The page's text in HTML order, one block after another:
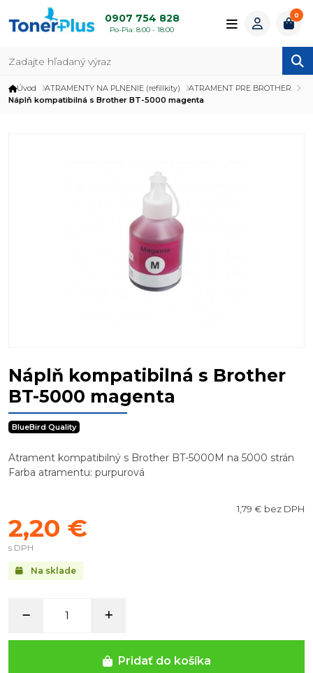
0907 754 828
Po-Pia: 8:00 - 18:00
0
Úvod ATRAMENTY NA PLNENIE (refillkity)
ATRAMENT PRE BROTHER
Náplň kompatibilná s Brother BT-5000 magenta
Náplň kompatibilná s Brother
BT-5000 magenta
BlueBird Quality
Atrament kompatibilný s Brother BT-5000M na 5000 strán
Farba atramentu: purpurová
Na sklade
1,79 € bez DPH
2,20 €
s DPH
Pridať do košíka